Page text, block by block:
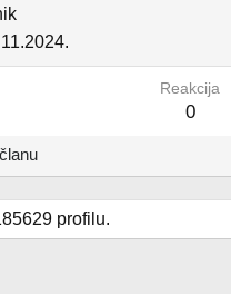
Reakcija
0
profilu.